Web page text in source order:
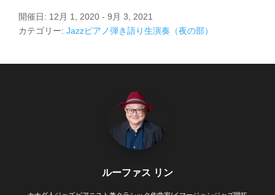
開催日: 12月 1, 2020 - 9月 3, 2021
カテゴリー: Jazzピアノ弾き語り生演奏（夜の部）
ルーファス リン